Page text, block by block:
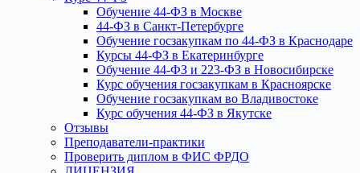
Обучение 44-ФЗ в Москве
44-ФЗ в Санкт-Петербурге
Обучение госзакупкам по 44-ФЗ в Краснодаре
Курсы 44-ФЗ в Екатеринбурге
Обучение 44-ФЗ и 223-ФЗ в Новосибирске
Курс обучения госзакупкам в Красноярске
Обучение госзакупкам во Владивостоке
Курс обучения 44-ФЗ в Якутске
Отзывы
Преподаватели-практики
Проверить диплом в ФИС ФРДО